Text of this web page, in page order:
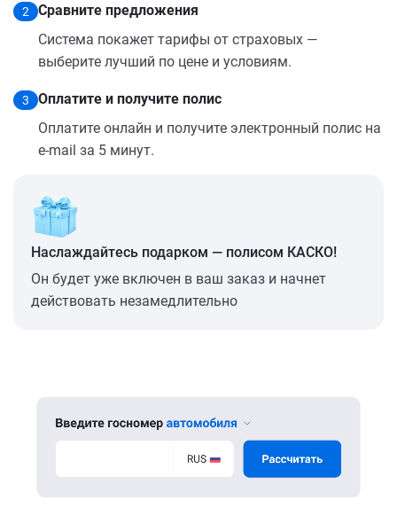
2
Сравните предложения
Система покажет тарифы от страховых —
выберите лучший по цене и условиям.
3
Оплатите и получите полис
Оплатите онлайн и получите электронный полис на
e-mail за 5 минут.
Наслаждайтесь подарком — полисом КАСКО!
Он будет уже включен в ваш заказ и начнет
действовать незамедлительно